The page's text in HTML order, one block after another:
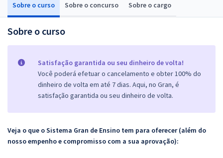
Sobre o curso Sobre o concurso Sobre o cargo
Sobre o curso
Satisfação garantida ou seu dinheiro de volta!
Você poderá efetuar o cancelamento e obter 100% do
dinheiro de volta em até 7 dias. Aqui, no Gran, é
satisfação garantida ou seu dinheiro de volta.
Veja o que o Sistema Gran de Ensino tem para oferecer (além do
nosso empenho e compromisso com a sua aprovação):